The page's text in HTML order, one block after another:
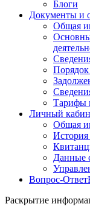
Блоги
Документы и
Общая
Порядок
Тарифы
Личный
Общая
История
Данные
Вопрос-Ответ
Раскрытие